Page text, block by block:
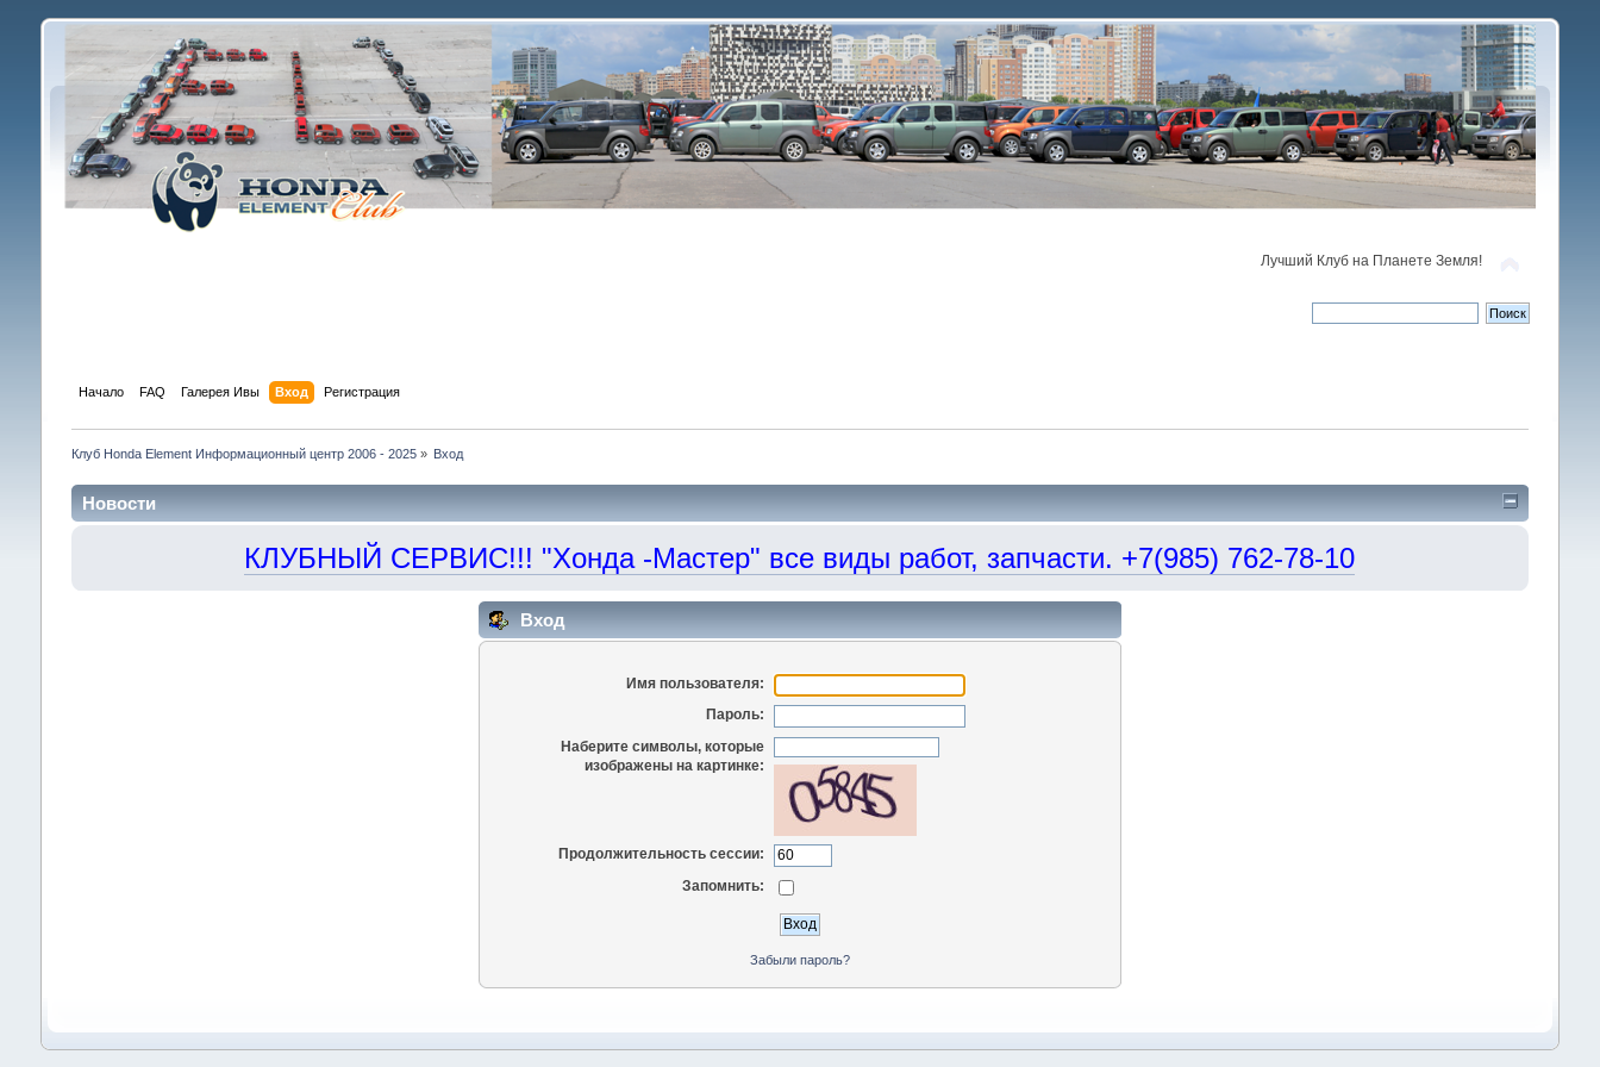
Лучший Клуб на Планете Земля!
Начало FAQ Галерея Ивы Вход Регистрация
Клуб Honda Element Информационный центр 2006 - 2025» Вход
Новости
КЛУБНЫЙ СЕРВИС!!! "Хонда -Мастер" все виды работ, запчасти. +7(985) 762-78-10
Вход
Имя пользователя:
Пароль:
Наберите символы, которые
изображены на картинке:
Продолжительность сессии:
Запомнить:
Забыли пароль?